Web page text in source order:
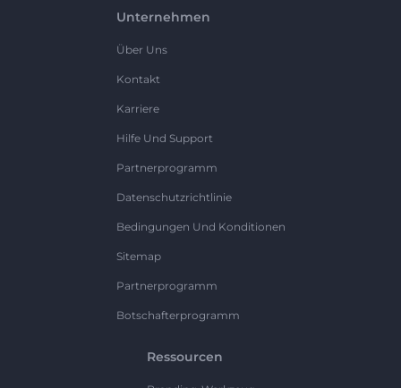
Unternehmen
Über Uns
Kontakt
Karriere
Hilfe Und Support
Partnerprogramm
Datenschutzrichtlinie
Bedingungen Und Konditionen
Sitemap
Partnerprogramm
Botschafterprogramm
Ressourcen